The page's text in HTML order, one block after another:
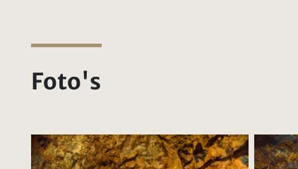
Foto's